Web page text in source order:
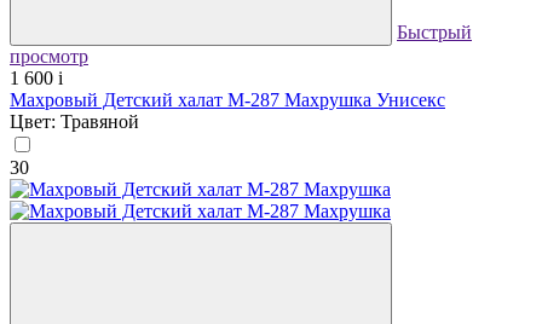
Быстрый
просмотр
1 600 i
Махровый Детский халат М-287 Махрушка Унисекс
Цвет: Травяной
30